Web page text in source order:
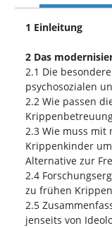
1 Einleitung
2 Das
2.1 Die
psychosozialen
2.2 Wie passen
2.3 Wie muss mit
Krippenkinder
Alternative zur
2.4
zu frühen
2.5
jenseits von